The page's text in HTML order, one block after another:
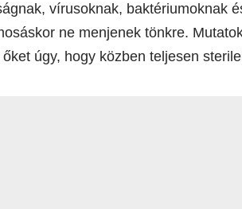
vírusoknak, baktériumoknak
ne menjenek tönkre.
úgy, hogy közben teljesen